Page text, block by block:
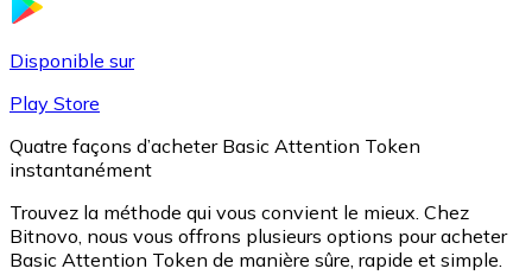
Disponible sur
Play Store
Quatre façons d’acheter Basic Attention Token
instantanément
Trouvez la méthode qui vous convient le mieux. Chez
Bitnovo, nous vous offrons plusieurs options pour acheter
Basic Attention Token de manière sûre, rapide et simple.